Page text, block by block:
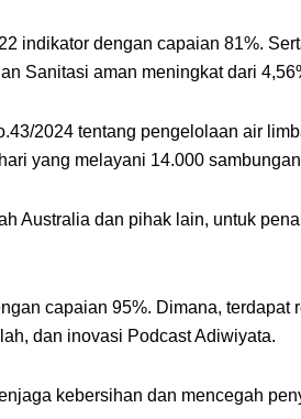
indikator dengan capaian 81%.
Sanitasi aman meningkat dari
2024 tentang pengelolaan air
yang melayani 14.000
Australia dan pihak lain, untuk
capaian 95%. Dimana, terdapat
dan inovasi Podcast Adiwiyata.
kebersihan dan mencegah